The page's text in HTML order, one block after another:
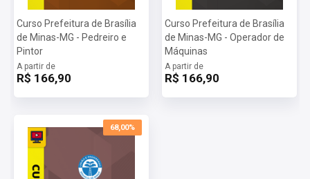
Curso Prefeitura de Brasília
de Minas-MG - Pedreiro e
Pintor
A partir de
R$ 166,90
Curso Prefeitura de Brasília
de Minas-MG - Operador de
Máquinas
A partir de
R$ 166,90
68,00%